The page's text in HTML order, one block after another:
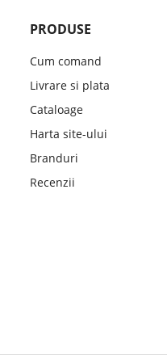
PRODUSE
Cum comand
Livrare si plata
Cataloage
Harta site-ului
Branduri
Recenzii